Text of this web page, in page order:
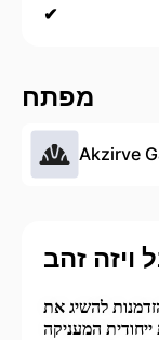
✔
מפתח
Akzirve
ויזה זהב
להשיג את
המעניקה